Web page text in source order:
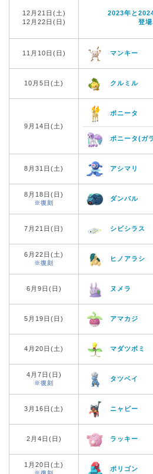
12月21日(土)
12月22日(日)
2023年と
登
11月10日(日) マンキー
10月5日(土) クルミル
9月14日(土)
ポニータ
ポニータ(ガ
8月31日(土) アシマリ
8月18日(日)
※復刻
ダンバル
7月21日(日) シビシラス
6月22日(土)
※復刻
ヒノアラシ
6月9日(日) ヌメラ
5月19日(日) アマカジ
4月20日(土) マダツボミ
4月7日(日)
※復刻
タツベイ
3月16日(土) ニャビー
2月4日(日) ラッキー
1月20日(土)
ポリゴン